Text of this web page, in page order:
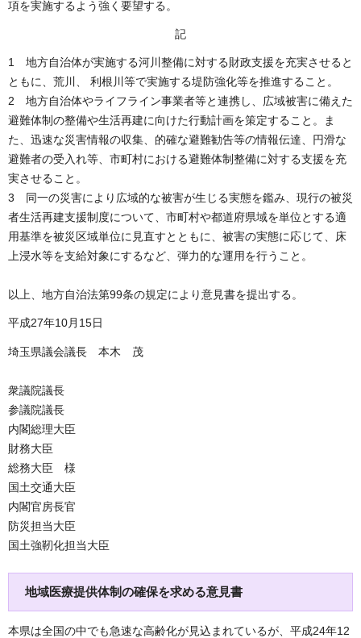
項を実施するよう強く要望する。
記
1 地方自治体が実施する河川整備に対する財政支援を充実させると
ともに、荒川、 利根川等で実施する堤防強化等を推進すること。
2 地方自治体やライフライン事業者等と連携し、広域被害に備えた
避難体制の整備や生活再建に向けた行動計画を策定すること。ま
た、迅速な災害情報の収集、的確な避難勧告等の情報伝達、円滑な
避難者の受入れ等、市町村における避難体制整備に対する支援を充
実させること。
3 同一の災害により広域的な被害が生じる実態を鑑み、現行の被災
者生活再建支援制度について、市町村や都道府県域を単位とする適
用基準を被災区域単位に見直すとともに、被害の実態に応じて、床
上浸水等を支給対象にするなど、弾力的な運用を行うこと。
以上、地方自治法第99条の規定により意見書を提出する。
平成27年10月15日
埼玉県議会議長 本木 茂
衆議院議長
参議院議長
内閣総理大臣
財務大臣
総務大臣 様
国土交通大臣
内閣官房長官
防災担当大臣
国土強靭化担当大臣
地域医療提供体制の確保を求める意見書
本県は全国の中でも急速な高齢化が見込まれているが、平成24年12